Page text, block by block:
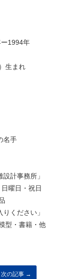
1994年
生まれ
手
計事務所」
曜日・祝日
ください」
型・書籍・他
次の記事 →